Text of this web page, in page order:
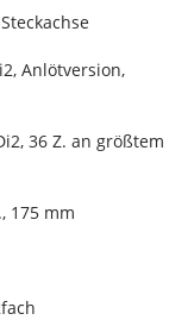
Anlötversion,
36 Z. an größtem
175 mm